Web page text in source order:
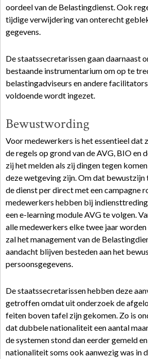
oordeel van de Belastingdienst. Ook
tijdige verwijdering van onterecht
gegevens.
De staatssecretarissen gaan daarnaast
bestaande instrumentarium om op te
belastingadviseurs en andere
voldoende wordt ingezet.
Bewustwording
Voor medewerkers is het essentieel dat
de regels op grond van de AVG, BIO en
zij het melden als zij dingen tegen
deze wetgeving zijn. Om dat
de dienst per direct met een campagne
medewerkers hebben bij
een e-learning module AVG te volgen.
alle medewerkers elke twee jaar
zal het management van de
aandacht blijven besteden aan het
persoonsgegevens.
De staatssecretarissen hebben deze
getroffen omdat uit onderzoek de
feiten boven tafel zijn gekomen. Zo is
dat dubbele nationaliteit een aantal
de systemen stond dan eerder gemeld
nationaliteit soms ook aanwezig was in